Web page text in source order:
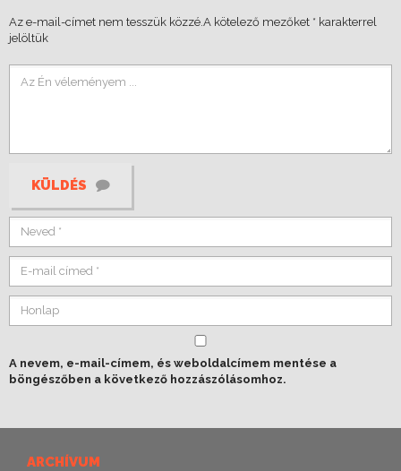
Az e-mail-címet nem tesszük közzé. A kötelező mezőket * karakterrel
jelöltük
KÜLDÉS
A nevem, e-mail-címem, és weboldalcímem mentése a
böngészőben a következő hozzászólásomhoz.
ARCHÍVUM